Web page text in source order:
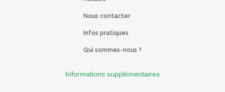
Nous contacter
Infos pratiques
Qui sommes-nous ?
Informations supplémentaires